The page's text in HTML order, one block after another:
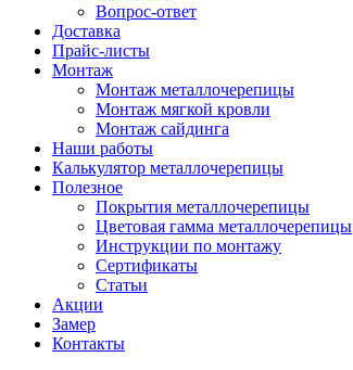
Вопрос-ответ
Доставка
Прайс-листы
Монтаж
Монтаж металлочерепицы
Монтаж мягкой кровли
Монтаж сайдинга
Наши работы
Калькулятор металлочерепицы
Полезное
Покрытия металлочерепицы
Цветовая гамма металлочерепицы
Инструкции по монтажу
Сертификаты
Статьи
Акции
Замер
Контакты